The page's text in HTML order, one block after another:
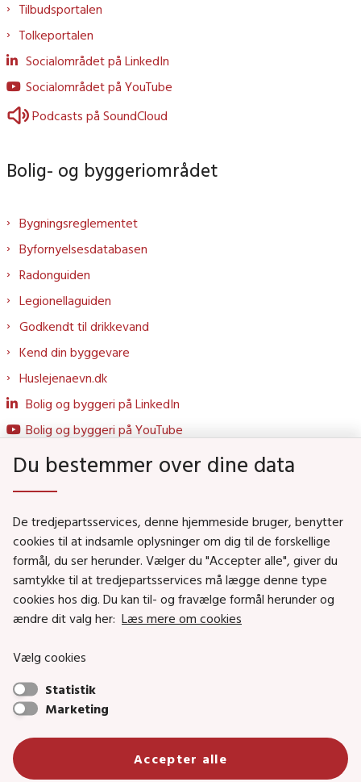
Tilbudsportalen
Tolkeportalen
Socialområdet på LinkedIn
Socialområdet på YouTube
Podcasts på SoundCloud
Bolig- og byggeriområdet
Bygningsreglementet
Byfornyelsesdatabasen
Radonguiden
Legionellaguiden
Godkendt til drikkevand
Kend din byggevare
Huslejenaevn.dk
Bolig og byggeri på LinkedIn
Bolig og byggeri på YouTube
Social- og Boligministeriet
Job i Social- og Boligstyrelsen
Puljer og tilskud
Nyhedsbreve
Social- og Boligstyrelsens nyheder som RSS feed
Social- og Boligstyrelsen • Tlf.: 72 42 37 00 •
sikkermail• EAN-nr.: 5798000354838 • CVR-nr.:
26144698
Du bestemmer over dine data
De tredjepartsservices, denne hjemmeside bruger, benytter
cookies til at indsamle oplysninger om dig til de forskellige
formål, du ser herunder. Vælger du "Accepter alle", giver du
samtykke til at tredjepartsservices må lægge denne type
cookies hos dig. Du kan til- og fravælge formål herunder og
ændre dit valg her: Læs mere om cookies
Vælg cookies
Statistik
Marketing
Accepter alle